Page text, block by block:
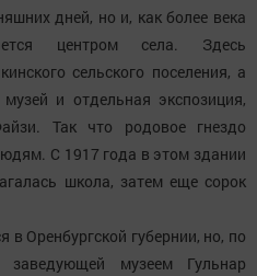
дней, но и, как более века
центром села. Здесь
сельского поселения, а
и отдельная экспозиция,
Так что родовое гнездо
С 1917 года в этом здании
школа, затем еще сорок
Оренбургской губернии, но, по
заведующей музеем Гульнар